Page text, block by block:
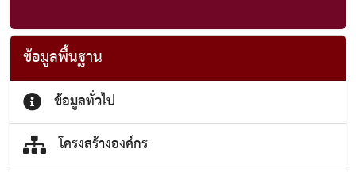
ข้อมูลพื้นฐาน
ข้อมูลทั่วไป
โครงสร้างองค์กร